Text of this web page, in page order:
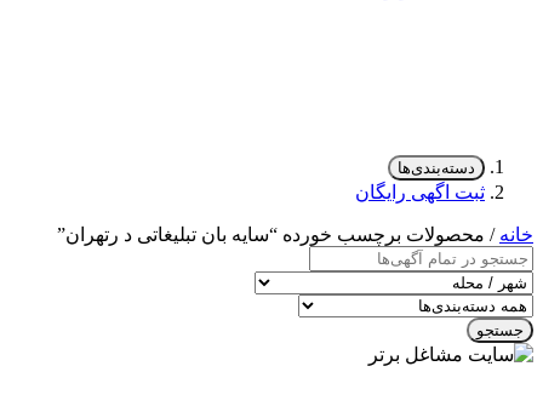
دسته‌بندی‌ها
ثبت اگهی رایگان
خانه / محصولات برچسب خورده “سایه بان تبلیغاتی د رتهران”
جستجو